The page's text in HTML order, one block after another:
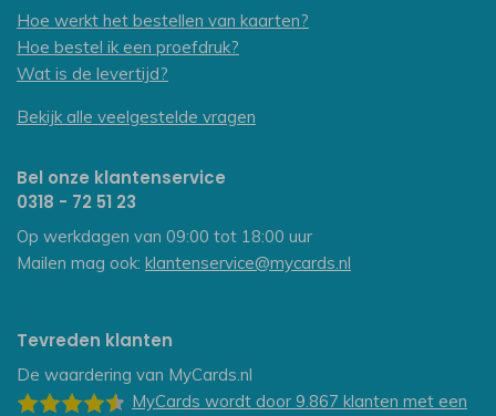
Hoe werkt het bestellen van kaarten?
Hoe bestel ik een proefdruk?
Wat is de levertijd?
Bekijk alle veelgestelde vragen
Bel onze klantenservice
0318 - 72 51 23
Op werkdagen van 09:00 tot 18:00 uur
Mailen mag ook: klantenservice@mycards.nl
Tevreden klanten
De waardering van MyCards.nl
MyCards wordt door 9.867 klanten met een